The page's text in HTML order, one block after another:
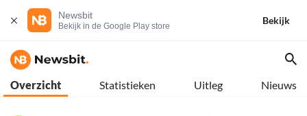
Newsbit
Bekijk in de Google Play store
Bekijk
Overzicht Statistieken Uitleg Nieuws